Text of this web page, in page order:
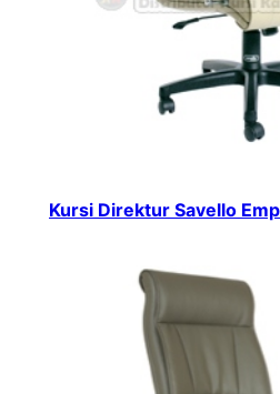
Kursi Direktur Savello